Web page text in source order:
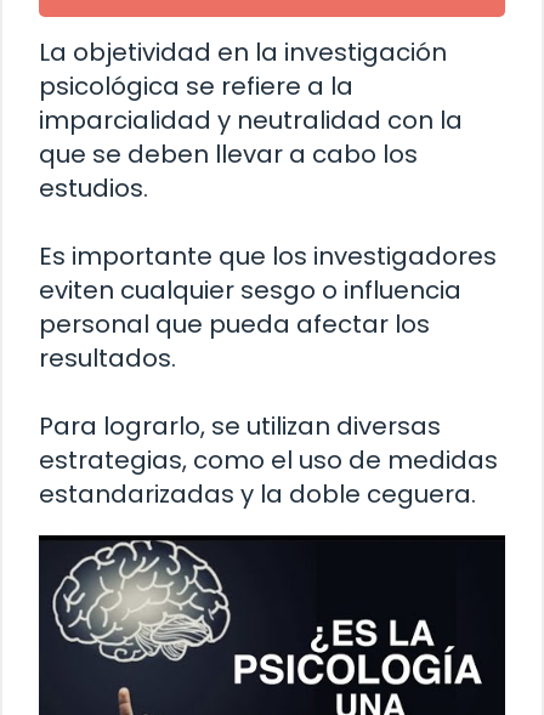
La objetividad en la investigación
psicológica se refiere a la
imparcialidad y neutralidad con la
que se deben llevar a cabo los
estudios.
Es importante que los investigadores
eviten cualquier sesgo o influencia
personal que pueda afectar los
resultados.
Para lograrlo, se utilizan diversas
estrategias, como el uso de medidas
estandarizadas y la doble ceguera.